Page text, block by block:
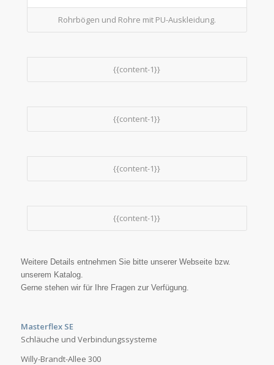
Rohrbögen und Rohre mit PU-Auskleidung.
{{content-1}}
{{content-1}}
{{content-1}}
{{content-1}}
Weitere Details entnehmen Sie bitte unserer Webseite bzw.
unserem Katalog.
Gerne stehen wir für Ihre Fragen zur Verfügung.
Masterflex SE
Schläuche und Verbindungssysteme
Willy-Brandt-Allee 300